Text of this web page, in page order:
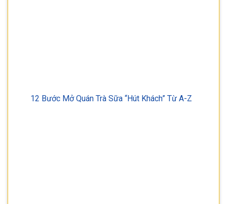
12 Bước Mở Quán Trà Sữa “Hút Khách” Từ A-Z